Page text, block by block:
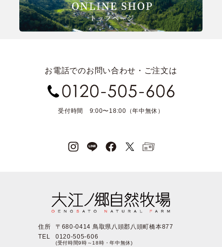
お電話でのお問い合わせ・ご注文は
受付時間 9:00〜18:00（年中無休）
住所
〒680-0414 鳥取県八頭郡八頭町橋本877
TEL
0120-505-606
(受付時間9時～18時・年中無休)